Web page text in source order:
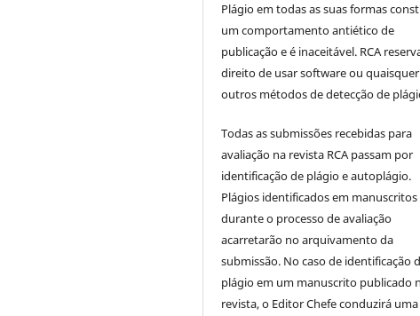
Plágio em todas as suas formas
um comportamento antiético de
publicação e é inaceitável. RCA
direito de usar software ou quaisquer
outros métodos de detecção de
Todas as submissões recebidas para
avaliação na revista RCA passam por
identificação de plágio e autoplágio.
Plágios identificados em manuscritos
durante o processo de avaliação
acarretarão no arquivamento da
submissão. No caso de identificação
plágio em um manuscrito publicado
revista, o Editor Chefe conduzirá uma